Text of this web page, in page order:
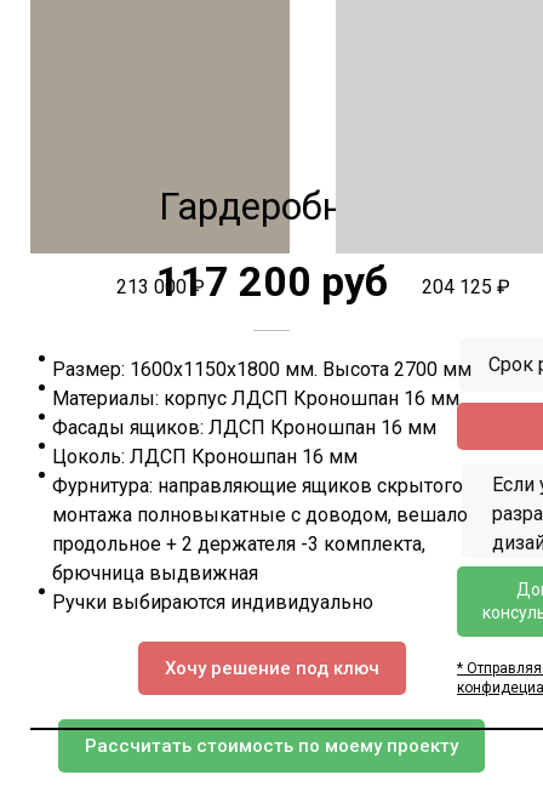
Срок
Если
*
204 125 ₽
213 000 ₽
Гардеробная
117 200 руб
Размер: 1600х1150х1800 мм. Высота 2700 мм
Материалы: корпус ЛДСП Кроношпан 16 мм
Фасады ящиков: ЛДСП Кроношпан 16 мм
Цоколь: ЛДСП Кроношпан 16 мм
Фурнитура: направляющие ящиков скрытого
монтажа полновыкатные с доводом, вешало
продольное + 2 держателя -3 комплекта,
брючница выдвижная
Ручки выбираются индивидуально
Хочу решение под ключ
Рассчитать стоимость по моему проекту